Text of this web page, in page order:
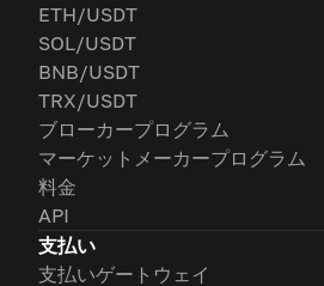
ETH/USDT
SOL/USDT
BNB/USDT
TRX/USDT
ブローカープログラム
マーケットメーカープログラム
料金
API
支払い
支払いゲートウェイ